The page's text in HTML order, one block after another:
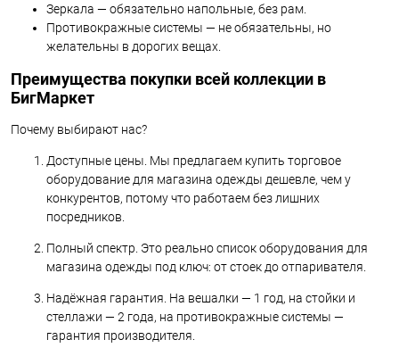
Зеркала — обязательно напольные, без рам.
Противокражные системы — не обязательны, но
желательны в дорогих вещах.
Преимущества покупки всей коллекции в
БигМаркет
Почему выбирают нас?
Доступные цены. Мы предлагаем купить торговое
оборудование для магазина одежды дешевле, чем у
конкурентов, потому что работаем без лишних
посредников.
Полный спектр. Это реально список оборудования для
магазина одежды под ключ: от стоек до отпаривателя.
Надёжная гарантия. На вешалки — 1 год, на стойки и
стеллажи — 2 года, на противокражные системы —
гарантия производителя.